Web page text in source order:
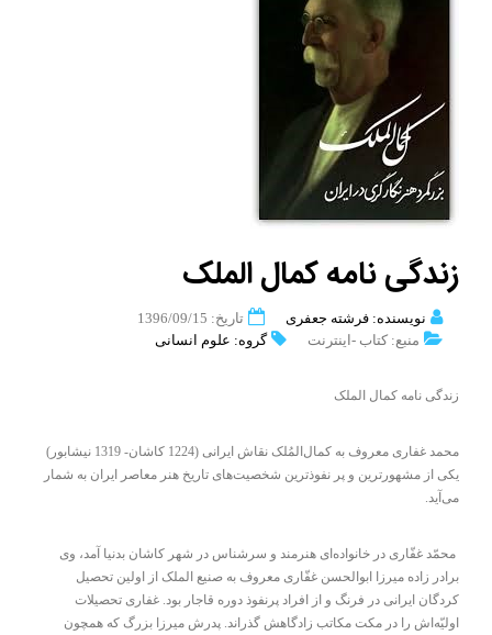
زندگی نامه کمال الملک
نویسنده: فرشته جعفری
تاریخ: 1396/09/15
منبع: کتاب -اینترنت
گروه: علوم انسانی
زندگی نامه کمال الملک
محمد غفاری معروف به کمال‌المُلک نقاش ایرانی (1224 کاشان- 1319 نیشابور)
یکی از مشهورترین و پر نفوذترین شخصیت‌های تاریخ هنر معاصر ایران به شمار
می‌آید.
محمّد غفّاری در خانواده‌ای هنرمند و سرشناس در شهر کاشان بدنیا آمد، وی
برادر زاده میرزا ابوالحسن غفّاری معروف به صنیع الملک از اولین تحصیل
کردگان ایرانی در فرنگ و از افراد پرنفوذ دوره قاجار بود. غفاری تحصیلات
اولیّه‌اش را در مکت مکاتب زادگاهش گذراند. پدرش میرزا بزرگ که همچون